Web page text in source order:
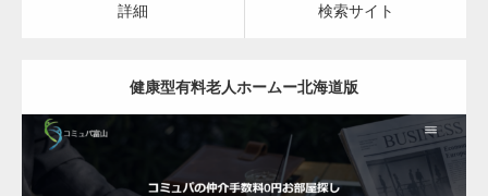
詳細 検索サイト
健康型有料老人ホームー北海道版